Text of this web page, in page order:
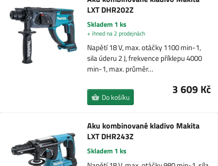
LXT DHR202Z
Skladem 1 ks
+ ihned na 2 prodejnách
Napětí 18 V, max. otáčky 1100 min-1,
sila úderu 2 J, frekvence příklepu 4000
min-1, max. průměr…
3 609 Kč
Do košíku
Aku kombinované kladivo Makita
LXT DHR243Z
Skladem 1 ks